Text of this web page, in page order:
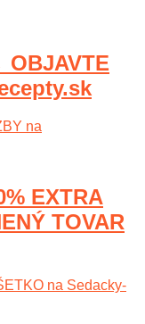
OBJAVTE
EXTRA
TOVAR